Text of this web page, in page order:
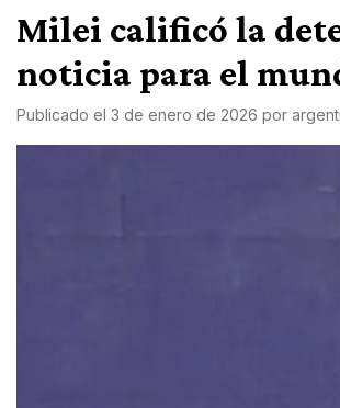
Milei calificó la
noticia para el
Publicado el 3 de enero de 2026 por